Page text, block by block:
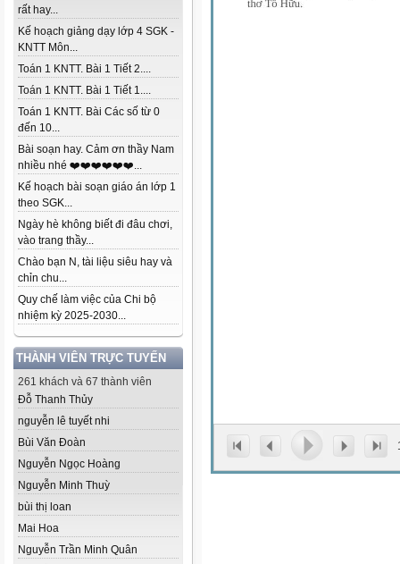
rất hay...
Kế hoạch giảng dạy lớp 4 SGK -
KNTT Môn...
Toán 1 KNTT. Bài 1 Tiết 2....
Toán 1 KNTT. Bài 1 Tiết 1....
Toán 1 KNTT. Bài Các số từ 0
đến 10...
Bài soạn hay. Cảm ơn thầy Nam
nhiều nhé ❤️❤️❤️❤️❤️❤️...
Kế hoạch bài soạn giáo án lớp 1
theo SGK...
Ngày hè không biết đi đâu chơi,
vào trang thầy...
Chào bạn N, tài liệu siêu hay và
chỉn chu...
Quy chế làm việc của Chi bộ
nhiệm kỳ 2025-2030...
THÀNH VIÊN TRỰC TUYẾN
261 khách và 67 thành viên
Đỗ Thanh Thủy
nguyễn lê tuyết nhi
Bùi Văn Đoàn
Nguyễn Ngọc Hoàng
Nguyễn Minh Thuỳ
bùi thị loan
Mai Hoa
Nguyễn Trần Minh Quân